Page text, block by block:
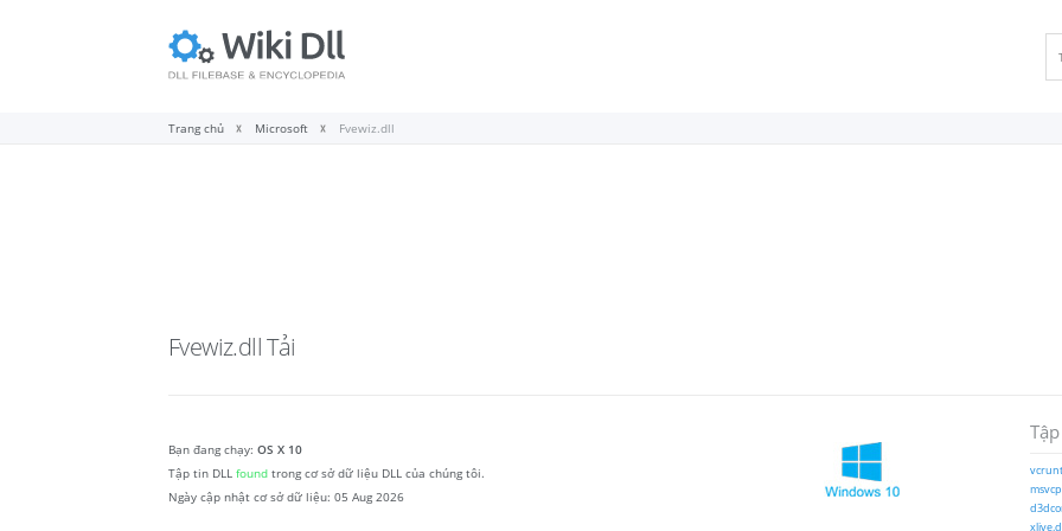
Trang chủ Microsoft Fvewiz.dll
Fvewiz.dll Tải
Bạn đang chạy: OS X 10
Tập tin DLL found trong cơ sở dữ liệu DLL của chúng tôi.
Ngày cập nhật cơ sở dữ liệu: 05 Aug 2026